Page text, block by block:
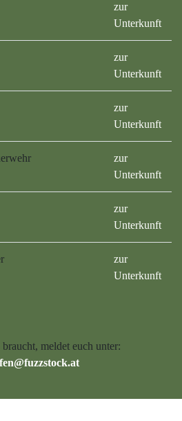
zur
Unterkunft
zur
Unterkunft
zur
Unterkunft
zur
Unterkunft
zur
Unterkunft
zur
Unterkunft
meldet euch unter: